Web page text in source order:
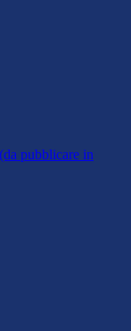
pubblicare in